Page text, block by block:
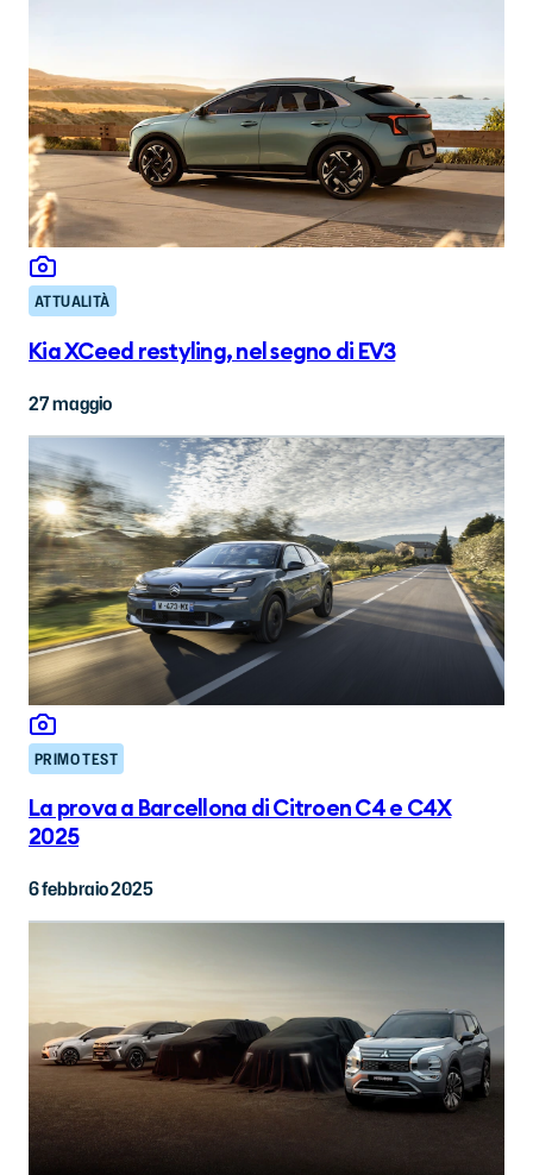
ATTUALITÀ
Kia XCeed restyling, nel segno di EV3
27 maggio
PRIMO TEST
La prova a Barcellona di Citroen C4 e C4X
2025
6 febbraio 2025